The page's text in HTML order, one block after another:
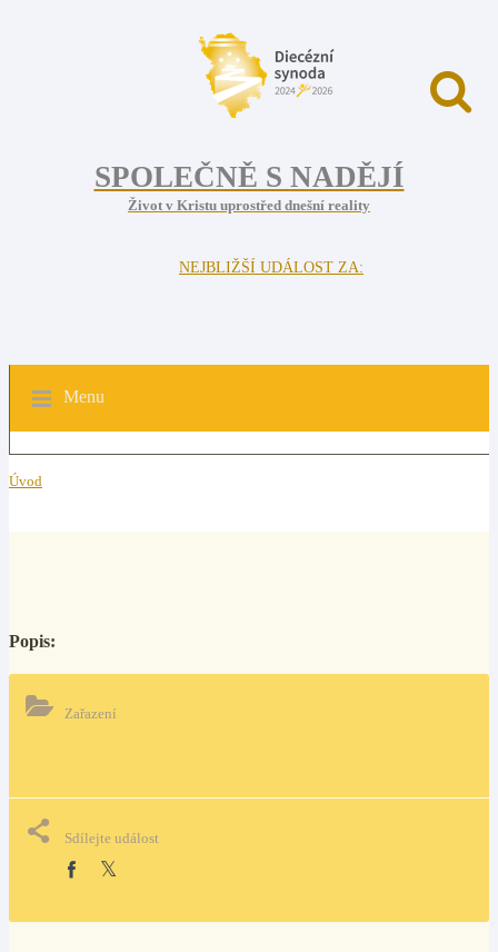
SPOLEČNĚ S NADĚJÍ
Život v Kristu uprostřed dnešní reality
NEJBLIŽŠÍ UDÁLOST ZA:
Menu
Úvod
Popis:
Zařazení
Sdílejte událost